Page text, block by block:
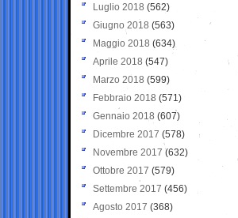
Luglio 2018 (562)
Giugno 2018 (563)
Maggio 2018 (634)
Aprile 2018 (547)
Marzo 2018 (599)
Febbraio 2018 (571)
Gennaio 2018 (607)
Dicembre 2017 (578)
Novembre 2017 (632)
Ottobre 2017 (579)
Settembre 2017 (456)
Agosto 2017 (368)